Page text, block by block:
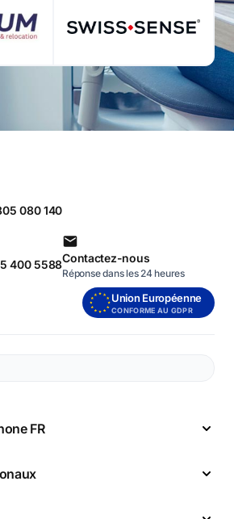
080 140
400 5588Contactez-nous
Réponse dans les 24 heures
Union Européenne
CONFORME AU GDPR
FR